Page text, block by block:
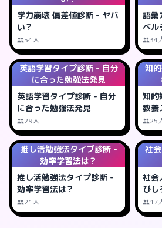
学力崩壊 偏差値診断 - ヤバ
い？
54人
語彙
ベル
34
英語学習タイプ診断 - 自分
に合った勉強法発見
英語学習タイプ診断 - 自分
に合った勉強法発見
29人
知
知的
教養
25
推し活勉強法タイプ診断 -
効率学習法は？
推し活勉強法タイプ診断 -
効率学習法は？
21人
社
社会
びし
17